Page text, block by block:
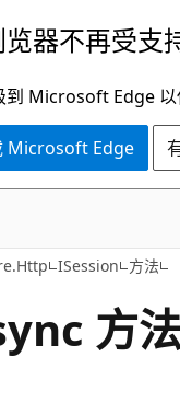
器不再受支
到 Microsoft Edge 以
Microsoft Edge
ISession 方法
方